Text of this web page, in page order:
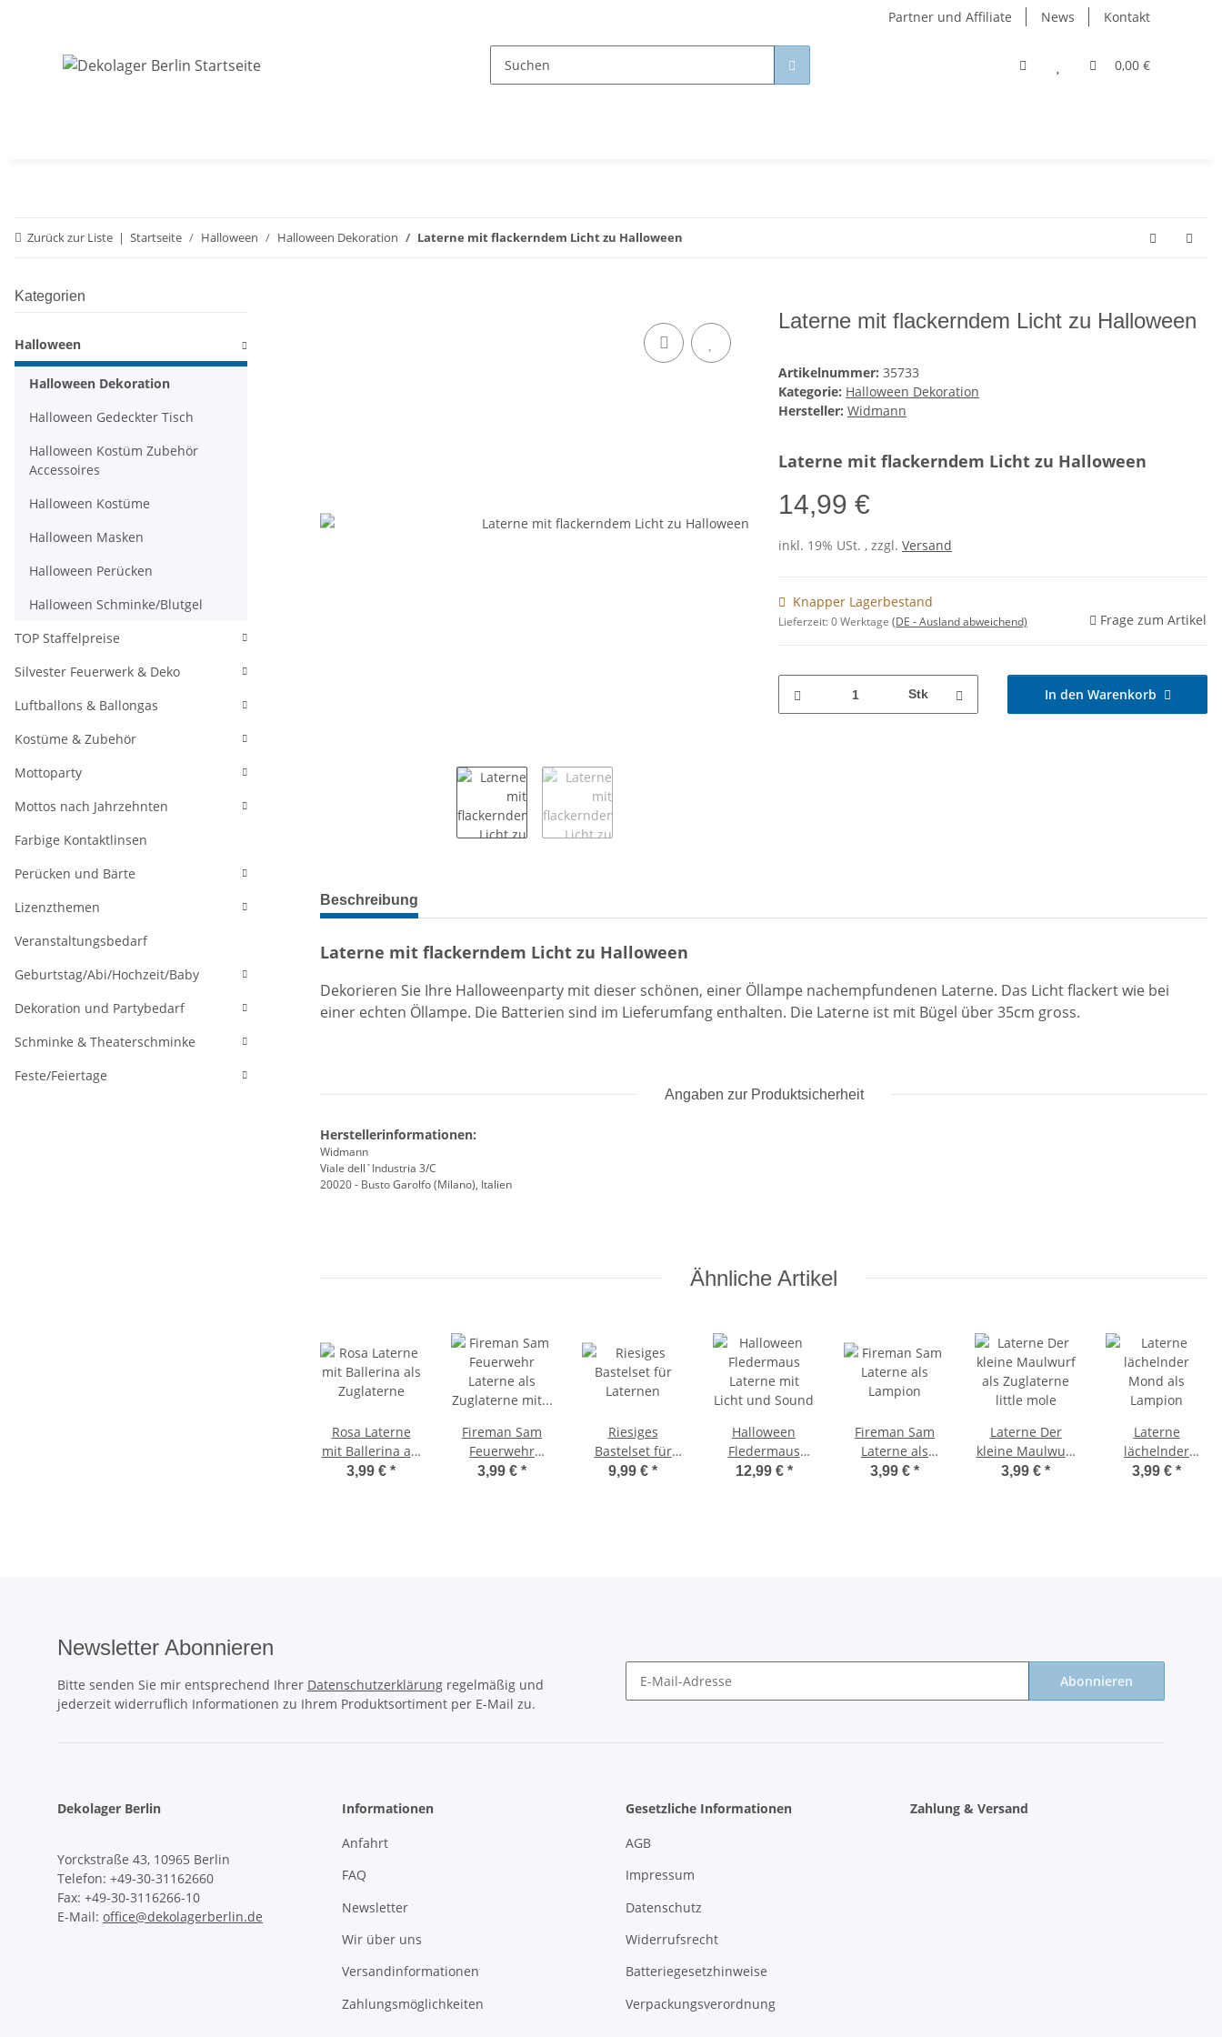
Partner und Affiliate News Kontakt
0,00 €
Zurück zur Liste Startseite Halloween Halloween Dekoration Laterne mit flackerndem Licht zu Halloween
Laterne mit flackerndem Licht zu Halloween
Artikelnummer: 35733
Kategorie: Halloween Dekoration
Hersteller: Widmann
Laterne mit flackerndem Licht zu Halloween
14,99 €
inkl. 19% USt. , zzgl. Versand
Knapper Lagerbestand
Lieferzeit:0 Werktage (DE - Ausland abweichend) Frage zum Artikel
Stk In den Warenkorb
weitere Registerkarten anzeigen
Beschreibung
Laterne mit flackerndem Licht zu Halloween
Dekorieren Sie Ihre Halloweenparty mit dieser schönen, einer Öllampe nachempfundenen Laterne. Das Licht flackert wie bei
einer echten Öllampe. Die Batterien sind im Lieferumfang enthalten. Die Laterne ist mit Bügel über 35cm gross.
Angaben zur Produktsicherheit
Herstellerinformationen:
Widmann
Viale dell`Industria 3/C
20020 - Busto Garolfo (Milano), Italien
Ähnliche Artikel
Rosa Laterne
mit Ballerina als
Zuglaterne
3,99 € *
Fireman Sam
Feuerwehr
Laterne als
3,99 € *
Riesiges
Bastelset für
Laternen
9,99 € *
Halloween
Fledermaus
Laterne mit
12,99 € *
Fireman Sam
Laterne als
Lampion
3,99 € *
Laterne Der
kleine Maulwurf
als Zuglaterne
3,99 € *
Laterne
lächelnder
Mond als
3,99 € *
Kategorien
Halloween
Halloween Dekoration
Halloween Gedeckter Tisch
Halloween Kostüm Zubehör
Accessoires
Halloween Kostüme
Halloween Masken
Halloween Perücken
Halloween Schminke/Blutgel
TOP Staffelpreise
Silvester Feuerwerk & Deko
Luftballons & Ballongas
Kostüme & Zubehör
Mottoparty
Mottos nach Jahrzehnten
Farbige Kontaktlinsen
Perücken und Bärte
Lizenzthemen
Veranstaltungsbedarf
Geburtstag/Abi/Hochzeit/Baby
Dekoration und Partybedarf
Schminke & Theaterschminke
Feste/Feiertage
Newsletter Abonnieren
Bitte senden Sie mir entsprechend Ihrer Datenschutzerklärung regelmäßig und
jederzeit widerruflich Informationen zu Ihrem Produktsortiment per E-Mail zu.
Abonnieren
Dekolager Berlin
Yorckstraße 43, 10965 Berlin
Telefon: +49-30-31162660
Fax: +49-30-3116266-10
E-Mail: office@dekolagerberlin.de
Informationen
Anfahrt
FAQ
Newsletter
Wir über uns
Versandinformationen
Zahlungsmöglichkeiten
Gesetzliche Informationen
AGB
Impressum
Datenschutz
Widerrufsrecht
Batteriegesetzhinweise
Verpackungsverordnung
Zahlung & Versand